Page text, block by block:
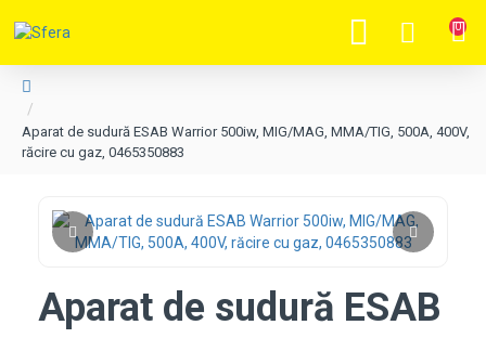
0
Aparat de sudură ESAB Warrior 500iw, MIG/MAG, MMA/TIG, 500A, 400V,
răcire cu gaz, 0465350883
Aparat de sudură ESAB